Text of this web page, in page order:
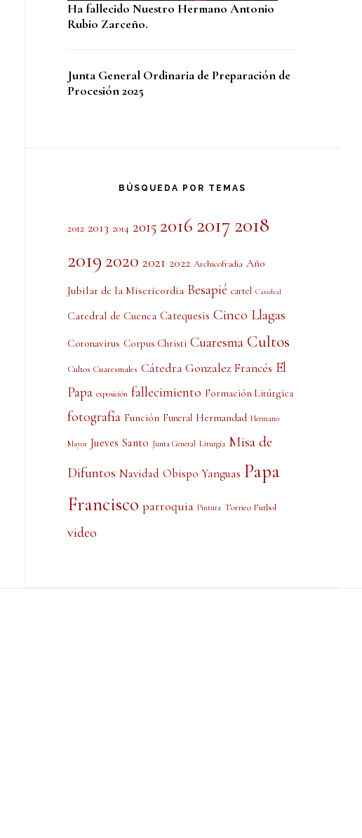
Ha fallecido Nuestro Hermano Antonio
Rubio Zarceño.
Junta General Ordinaria de Preparación de
Procesión 2025
BÚSQUEDA POR TEMAS
2012 2013 2014 20152016 2017 2018
2019 2020 2021 2022 Archicofradía Año
Jubilar de la Misericordia Besapié cartel Catedral
Catedral de Cuenca Catequesis Cinco Llagas
Coronavirus Corpus Christi Cuaresma Cultos
Cultos Cuaresmales Cátedra Gonzalez Francés El
Papa exposición fallecimiento Formación Litúrgica
fotografía Función Funeral Hermandad Hermano
Mayor Jueves Santo Junta General Liturgia Misa de
Difuntos Navidad Obispo Yanguas Papa
Francisco parroquia Pintura Torneo Futbol
video